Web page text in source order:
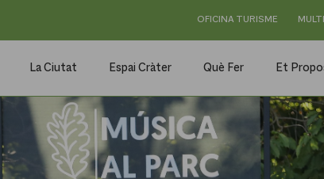
OFICINA TURISME
La Ciutat Espai Cràter Què Fer Et